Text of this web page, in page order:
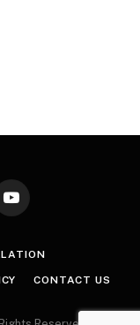
YouTube
CONTACT US